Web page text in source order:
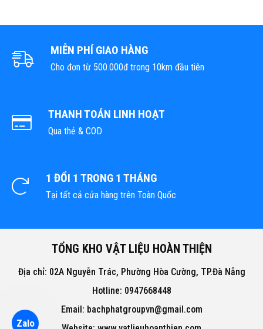
MIỄN PHÍ GIAO HÀNG
Cho đơn từ 500.000đ trong 10km đầu tiên
THANH TOÁN LINH HOẠT
Qua thẻ & COD
1 ĐỔI 1 TRONG 1 THÁNG
Tại tất cả cửa hàng trên Toàn Quốc
TỔNG KHO VẬT LIỆU HOÀN THIỆN
Địa chỉ: 02A Nguyễn Trác, Phường Hòa Cường, TP.Đà Nẵng
Hotline: 0947668448
Email: bachphatgroupvn@gmail.com
Zalo